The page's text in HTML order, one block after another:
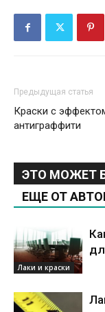
Предыдущая статья
Краски с
антиграффити
ЭТО МОЖЕТ
ЕЩЕ ОТ
Лаки и краски